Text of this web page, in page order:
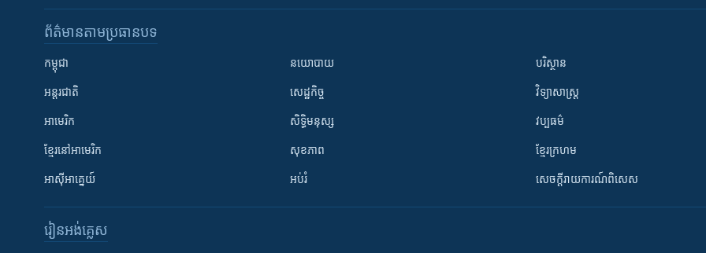
ព័ត៌មាន​តាមប្រធានបទ​
កម្ពុជា
អន្តរជាតិ
អាមេរិក
ខ្មែរ​នៅអាមេរិក
អាស៊ីអាគ្នេយ៍
នយោបាយ
សេដ្ឋកិច្ច
សិទ្ធិមនុស្ស
សុខភាព
អប់រំ
បរិស្ថាន
វិទ្យាសាស្រ្ត
វប្បធម៌
ខ្មែរក្រហម
សេចក្តីរាយការណ៍ពិសេស
រៀន​​អង់គ្លេស